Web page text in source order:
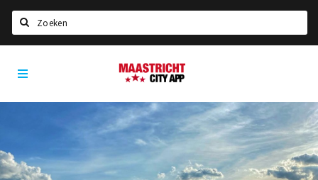
Home
Agenda
Nieuws, interviews & blogs
Maastricht
City